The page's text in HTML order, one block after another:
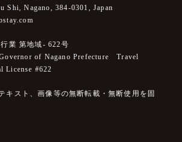
Shi, Nagano, 384-0301
, Japan
業 第地域- 622号
of Nagano Prefecture Travel
#622
キスト、画像等の無断転載・無断使用を固